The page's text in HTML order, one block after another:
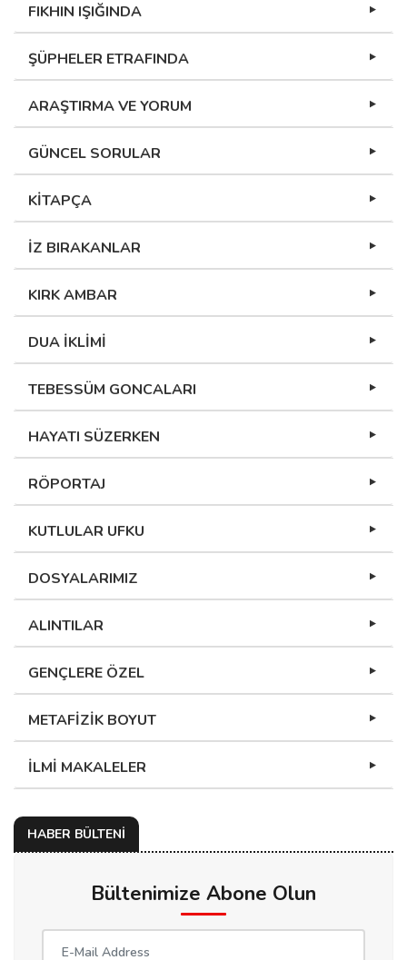
FIKHIN IŞIĞINDA
ŞÜPHELER ETRAFINDA
ARAŞTIRMA VE YORUM
GÜNCEL SORULAR
KİTAPÇA
İZ BIRAKANLAR
KIRK AMBAR
DUA İKLİMİ
TEBESSÜM GONCALARI
HAYATI SÜZERKEN
RÖPORTAJ
KUTLULAR UFKU
DOSYALARIMIZ
ALINTILAR
GENÇLERE ÖZEL
METAFİZİK BOYUT
İLMİ MAKALELER
HABER BÜLTENİ
Bültenimize Abone Olun